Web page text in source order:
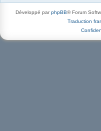
Développé parphpBB® Forum
Traduction